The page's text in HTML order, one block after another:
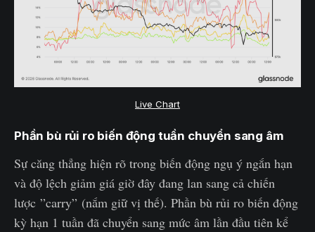
Live Chart
Phần bù rủi ro biến động tuần chuyển sang âm
Sự căng thẳng hiện rõ trong biến động ngụ ý ngắn hạn
và độ lệch giảm giá giờ đây đang lan sang cả chiến
lược ”carry” (nắm giữ vị thế). Phần bù rủi ro biến động
kỳ hạn 1 tuần đã chuyển sang mức âm lần đầu tiên kể